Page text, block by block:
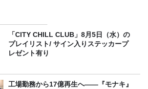
「CITY CHILL CLUB」8月5日（水）の
プレイリスト/ サイン入りステッカープ
レゼント有り
工場勤務から17億再生へ——『モナキ』